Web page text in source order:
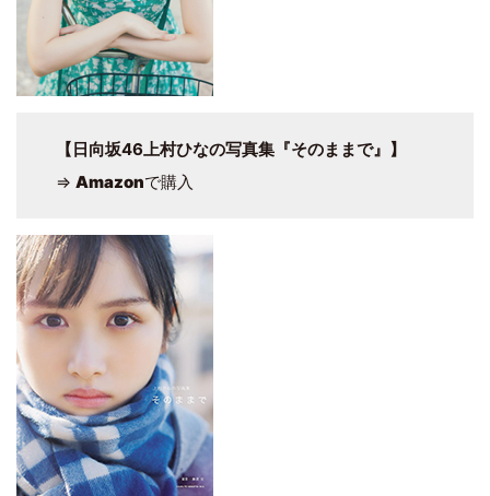
【日向坂46上村ひなの写真集『そのままで』】
⇒ Amazonで購入